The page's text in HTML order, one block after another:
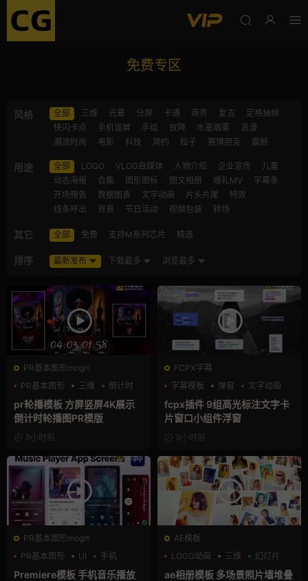
免费专区
风格 全部 三维 光晕 分屏 卡通 商务 复古
定格抽帧
快闪卡点
手机竖屏 手绘 故障 水墨烟雾
浪漫
潮流时尚
电影 科技 简约 粒子 赛博朋克 震撼
用途 全部 LOGO VLOG自媒体 人物介绍 企业宣传
儿童
动态海报
合集 图形图标 图文相册 婚礼MV
字幕条
开场预告
数据图表 文字动画 片头片尾
特效
线条呼出
背景 节日活动 视频包装 转场
其它 全部 免费 支持M系列芯片 精选
排序 最新发布 下载最多 浏览最多
PR基本图形mogrt
PR基本图形
三维 倒计时
pr轮播模板 方屏竖屏4K展示
倒计时轮播图PR模版
8小时前
FCPX字幕
字幕模板
弹窗 文字动画
fcpx插件 9组高光标注文字卡
片窗口小组件浮窗
8小时前
PR基本图形mogrt
PR基本图形
UI 手机
Premiere模板 手机音乐播放
AE模板
LOGO动画
三维 幻灯片
ae相册模板 多场景照片墙堆叠